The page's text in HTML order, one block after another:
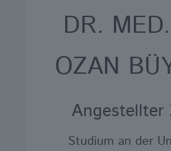
DR.
OZAN
Angestellter
Studium an der